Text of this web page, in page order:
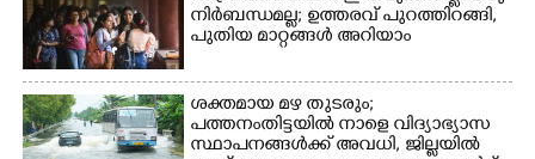
നിർബന്ധമല്ല; ഉത്തരവ് പുറത്തിറങ്ങി,
പുതിയ മാറ്റങ്ങൾ അറിയാം
ശക്തമായ മഴ തുടരും;
പത്തനംതിട്ടയിൽ നാളെ വിദ്യാഭ്യാസ
സ്ഥാപനങ്ങൾക്ക് അവധി,​ ജില്ലയിൽ